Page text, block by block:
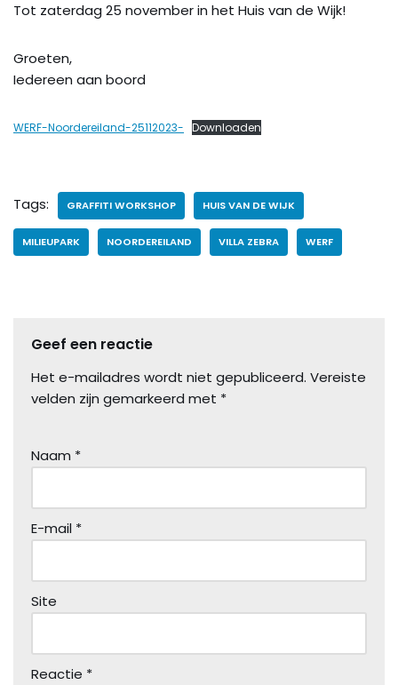
Tot zaterdag 25 november in het Huis van de Wijk!
Groeten,
Iedereen aan boord
WERF-Noordereiland-25112023- Downloaden
Tags: GRAFFITI WORKSHOP HUIS VAN DE WIJK
MILIEUPARK NOORDEREILAND VILLA ZEBRA WERF
Geef een reactie
Het e-mailadres wordt niet gepubliceerd. Vereiste
velden zijn gemarkeerd met *
Naam *
E-mail *
Site
Reactie *